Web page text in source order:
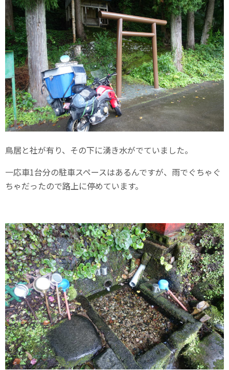
鳥居と社が有り、その下に湧き水がでていました。
一応車1台分の駐車スペースはあるんですが、雨でぐちゃぐ
ちゃだったので路上に停めています。